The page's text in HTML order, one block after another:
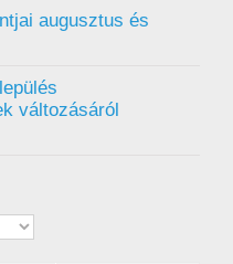
augusztus és
változásáról